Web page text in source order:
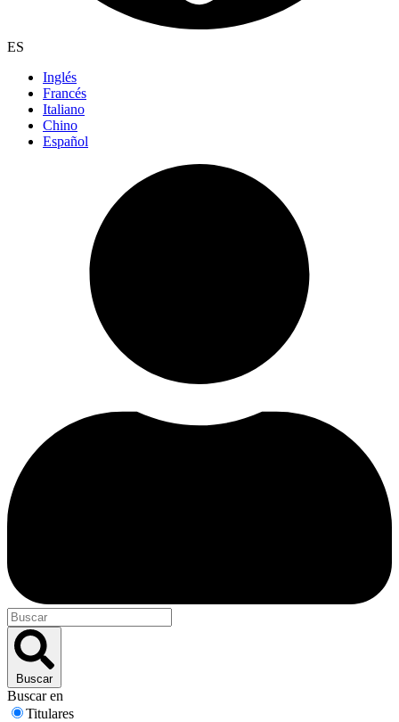
ES
Inglés
Francés
Italiano
Chino
Español
Buscar
Buscar en
Titulares